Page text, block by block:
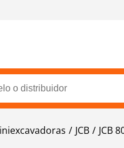
JCB
JCB